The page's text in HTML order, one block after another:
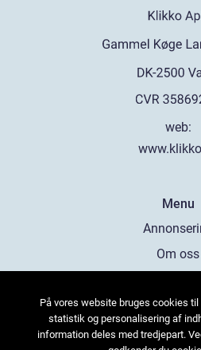
web:
Menu
Om oss
Kontakta
Sitemap
På vores website bruges cookies
statistik og personalisering af
information deles med tredjepart.